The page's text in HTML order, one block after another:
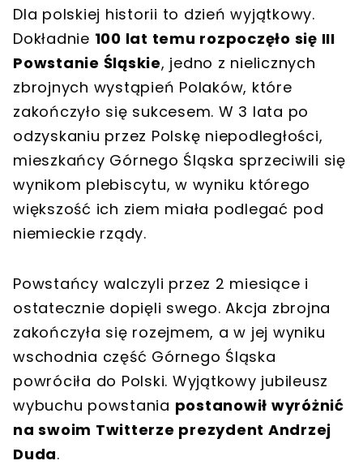
Dla polskiej historii to dzień wyjątkowy.
Dokładnie 100 lat temu rozpoczęło się III
Powstanie Śląskie, jedno z nielicznych
zbrojnych wystąpień Polaków, które
zakończyło się sukcesem. W 3 lata po
odzyskaniu przez Polskę niepodległości,
mieszkańcy Górnego Śląska sprzeciwili się
wynikom plebiscytu, w wyniku którego
większość ich ziem miała podlegać pod
niemieckie rządy.
Powstańcy walczyli przez 2 miesiące i
ostatecznie dopięli swego. Akcja zbrojna
zakończyła się rozejmem, a w jej wyniku
wschodnia część Górnego Śląska
powróciła do Polski. Wyjątkowy jubileusz
wybuchu powstania postanowił wyróżnić
na swoim Twitterze prezydent Andrzej
Duda.